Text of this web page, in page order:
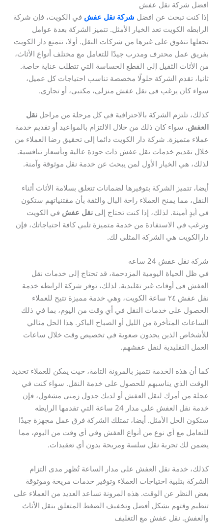
افضل شركة نقل عفش
إذا كنت تبحث عن افضل شركة نقل عفش في الكويت، فإن شركة
الرابطه الكويت تعد الخيار الأمثل. تتميز الشركة بعدة عوامل
تجعلها تتفوق على غيرها من شركات النقل. أولا، تتمتع دار الكويت
بفريق عمل محترف ومدرب جيدًا للتعامل مع مختلف أنواع الأثاث،
من الأثاث الثقيل إلى القطع الحساسة التي تتطلب عناية خاصة.
ثانيا، تقدم الشركة حلولًا مخصصة تناسب احتياجات كل عميل،
سواء كان يرغب في نقل عفش منزلي، مكتبي، أو تجاري.
كذلك، تلتزم الشركة بالاحترافية في كل مرحلة من مراحلنقل
العفش. سواء كان ذلك من خلال الالتزام بالمواعيد أو تقديم خدمة
عملاء متميزة. شركة دار الكويت دائما إلى تحقيق رضا العملاء من
خلال تقديم خدمات نقل عفش ذات جودة عالية وبأسعار تنافسية.
لذلك، هي الخيار الأول لمن يبحث عن خدمة نقل موثوقة وآمنة.
أيضا، تتميز الشركة بتوفيرها لضمانات تتعلق بسلامة الأثاث أثناء
النقل، مما يمنح العملاء راحة البال والثقة بأن مقتنياتهم ستكون
في أيدٍ أمينة. لذلك، إذا كنت تحتاج إلىنقل عفش في الكويت
وترغب في الاستفادة من خدمة متميزة تلبي كافة احتياجاتك، فإن
دارالكويت هي الشركة المثلى لك.
شركة نقل عفش 24 ساعه
في ظل الحياة اليومية المزدحمة، قد تحتاج إلى خدمات نقل
العفش في أوقات غير تقليدية. لذلك، توفر شركة الرابطه خدمة
نقل عفش ٢٤ ساعة الكويت، وهي خدمة مميزة تتيح للعملاء
الحصول على خدمات النقل في أي وقت من اليوم، بما في ذلك
الساعات المتأخرة من الليل أو الصباح الباكر. هذا الحل مثالي
للأشخاص الذين يجدون صعوبة في تخصيص وقت خلال ساعات
العمل التقليدية لنقل عفشهم.
كما أن هذه الخدمة تتميز بالمرونة التامة، حيث يمكن للعملاء تحديد
الوقت الذي يناسبهم للحصول على خدمة النقل. سواء كنت في
عجلة من أمرك لنقل العفش أو لديك جدول زمني مشغول، فإن
خدمة نقل العفش على مدار 24 ساعة التي تقدمها الرايطه
ستكون الحل الأمثل. أيضا، تمتلك الشركة فرق عمل مجهزة جيدًا
للتعامل مع أي نوع من أنواع العفش وفي أي وقت من اليوم، مما
يضمن لك تجربة نقل سلسة ومريحة بدون أي تعقيدات.
كذلك، خدمة نقل العفش على مدار الساعة تُظهر مدى التزام
الشركة بتلبية احتياجات العملاء وتوفير خدمات مريحة وموثوقة
بغض النظر عن الوقت. هذه المرونة تساعد العديد من العملاء على
تنظيم وقتهم بشكل أفضل وتخفيف الضغط المتعلق بنقل الأثاث
والعفش. نقل عفش مع التغليف